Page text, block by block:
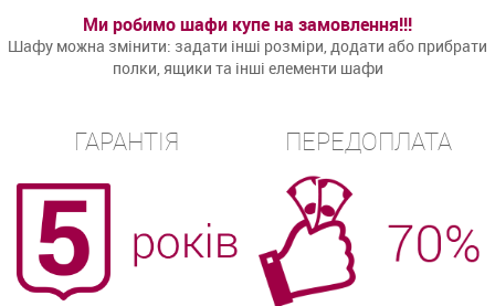
Ми робимо шафи купе на замовлення!!!
Шафу можна змінити: задати інші розміри, додати або прибрати
полки, ящики та інші елементи шафи
ГАРАНТІЯ ПЕРЕДОПЛАТА